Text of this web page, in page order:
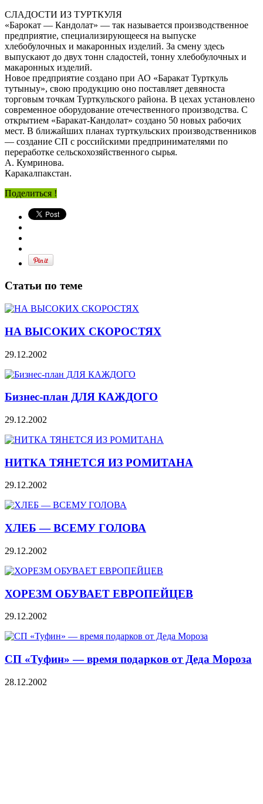
СЛАДОСТИ ИЗ ТУРТКУЛЯ
«Барокат — Кандолат» — так называется производственное
предприятие, специализирующееся на выпуске
хлебобулочных и макаронных изделий. За смену здесь
выпускают до двух тонн сладостей, тонну хлебобулочных и
макаронных изделий.
Новое предприятие создано при АО «Баракат Турткуль
тутыныу», свою продукцию оно поставляет девяноста
торговым точкам Турткульского района. В цехах установлено
современное оборудование отечественного производства. С
открытием «Баракат-Кандолат» создано 50 новых рабочих
мест. В ближайших планах турткульских производственников
— создание СП с российскими предпринимателями по
переработке сельскохозяйственного сырья.
А. Кумринова.
Каракалпакстан.
Поделиться !
Статьи по теме
НА ВЫСОКИХ СКОРОСТЯХ
29.12.2002
Бизнес-план ДЛЯ КАЖДОГО
29.12.2002
НИТКА ТЯНЕТСЯ ИЗ РОМИТАНА
29.12.2002
ХЛЕБ — ВСЕМУ ГОЛОВА
29.12.2002
ХОРЕЗМ ОБУВАЕТ ЕВРОПЕЙЦЕВ
29.12.2002
СП «Туфин» — время подарков от Деда Мороза
28.12.2002